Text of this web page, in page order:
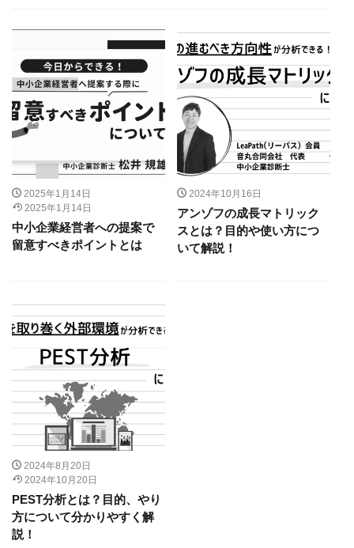
2025年1月14日
2025年1月14日
中小企業経営者への提案で
留意すべきポイントとは
2024年10月16日
アンゾフの成長マトリック
スとは？目的や使い方につ
いて解説！
2024年8月20日
2024年10月20日
PEST分析とは？目的、やり
方について分かりやすく解
説！